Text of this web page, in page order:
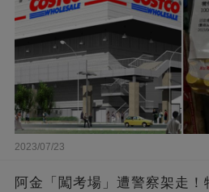
2023/07/23
阿金「闖考場」遭警察架走